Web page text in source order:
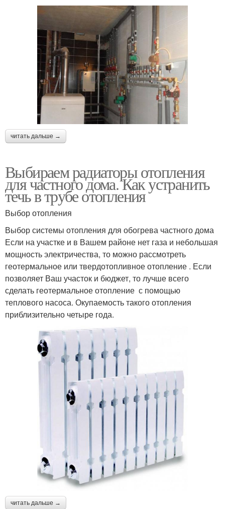
читать дальше →
Выбираем радиаторы отопления
для частного дома. Как устранить
течь в трубе отопления
Выбор отопления
Выбор системы отопления для обогрева частного дома
Если на участке и в Вашем районе нет газа и небольшая
мощность электричества, то можно рассмотреть
геотермальное или твердотопливное отопление . Если
позволяет Ваш участок и бюджет, то лучше всего
сделать геотермальное отопление с помощью
теплового насоса. Окупаемость такого отопления
приблизительно четыре года.
читать дальше →